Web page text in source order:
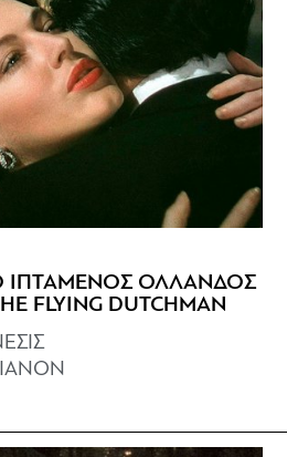
ΙΠΤΑΜΕΝΟΣ ΟΛΛΑΝΔΟΣ
FLYING DUTCHMAN